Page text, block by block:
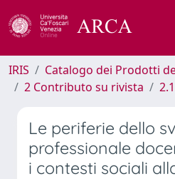
IRIS
Catalogo dei Prodotti
2 Contributo su rivista
Le periferie dello
professionale
i contesti sociali